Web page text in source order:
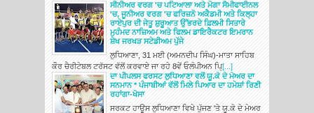
ਸੀਨੀਅਰ ਵਰਗ 'ਚ ਪਟਿਆਲਾ ਅਤੇ ਮੋਗਾ ਸੈਮੀਫਾਈਨਲ
'ਚ, ਜੂਨੀਅਰ ਵਰਗ 'ਚ ਫਰਿਜ਼ਨੋ ਅਕੈਡਮੀ ਅਤੇ ਕਿਲ੍ਹਾ
ਰਾਏਪੁਰ ਦੀ ਜੇਤੂ ਸ਼ੁਰੂਆਤ ਉੱਭਰਦੇ ਫ਼ਿਲਮੀ ਸਿਤਾਰੇ
ਮੁਹੰਮਦ ਨਾਜ਼ਿਅਮ ਅਤੇ ਫਿਲਮ ਡਾਇਰੈਕਟਰ ਇਮਰਾਨ
ਸ਼ੇਖ ਜਰਖੜ ਸਟੇਡੀਅਮ ਪੁੱਜੇ
ਲੁਧਿਆਣਾ, 31 ਮਈ (ਅਮਨਦੀਪ ਸਿੰਘ)-ਮਾਤਾ ਸਾਹਿਬ
ਕੌਰ ਚੈਰੀਟੇਬਲ ਟਰੱਸਟ ਵੱਲੋਂ ਕਰਵਾਏ ਜਾ ਰਹੇ 8ਵੇਂ ਓਲੰਪੀਅਨ ਪਿ੍[...]
ਦਾ ਪੀਪਲਸ ਫਰਸਟ ਲੁਧਿਆਣਾ ਵਲੋਂ ਯੂ.ਕੇ ਦੇ ਮੇਅਰ ਦਾ
ਸਨਮਾਨ * ਪੰਜਾਬੀਆਂ ਵੱਲੋਂ ਮਿਲੇ ਪਿਆਰ ਦਾ ਹਮੇਸ਼ਾਂ ਰਿਣੀ
ਰਹਾਂਗਾ-ਖੋਸਾ
ਸਰਕਟ ਹਾਊਸ ਲੁਧਿਆਣਾ ਵਿਖੇ ਪੁੱਜਣ 'ਤੇ ਯੂ.ਕੇ ਦੇ ਮੇਅਰ